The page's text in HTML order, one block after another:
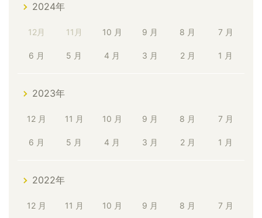
2024年
12月 11月 10 月 9 月 8 月 7 月
6 月 5 月 4 月 3 月 2 月 1 月
2023年
12 月 11 月 10 月 9 月 8 月 7 月
6 月 5 月 4 月 3 月 2 月 1 月
2022年
12 月 11 月 10 月 9 月 8 月 7 月